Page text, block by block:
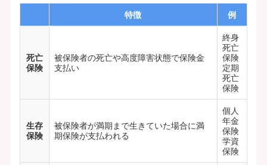
特徴 例
死亡
保険
被保険者の死亡や高度障害状態で保険金
支払い
終身
死亡
保険
定期
死亡
保険
生存
保険
被保険者が満期まで生きていた場合に満
期保険が支払われる
個人
年金
保険
学資
保険